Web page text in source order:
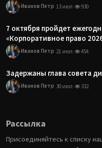
Иванов Петр 13 июл 930
7 октября пройдет
«Корпоративное право
Иванов Петр 21 июл 454
Задержаны глава совета
Иванов Петр 30 июл 332
Рассылка
Присоединяйтесь к списку